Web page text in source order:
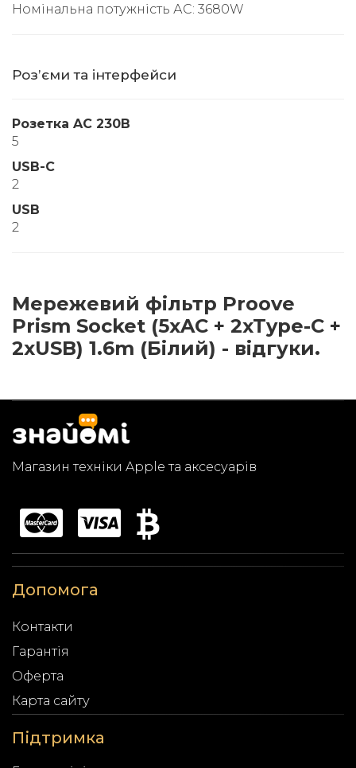
Номінальна потужність АС: 3680W
Розʼєми та інтерфейси
Розетка AC 230В
5
USB-C
2
USB
2
Мережевий фільтр Proove
Prism Socket (5xAC + 2xType-C +
2xUSB) 1.6m (Білий) - відгуки.
Магазин техніки Apple та аксесуарів
Допомога
Контакти
Гарантія
Оферта
Карта сайту
Підтримка